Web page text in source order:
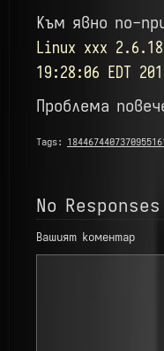
Към явно по-
Linux xxx
19:28:06 EDT
Проблема
Tags:
No
Вашият коментар